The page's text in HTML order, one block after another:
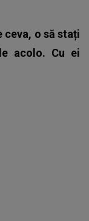
ceva, o să stați
acolo. Cu ei